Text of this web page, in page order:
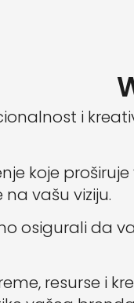
i
koje proširuje
vašu viziju.
osigurali da
resurse i